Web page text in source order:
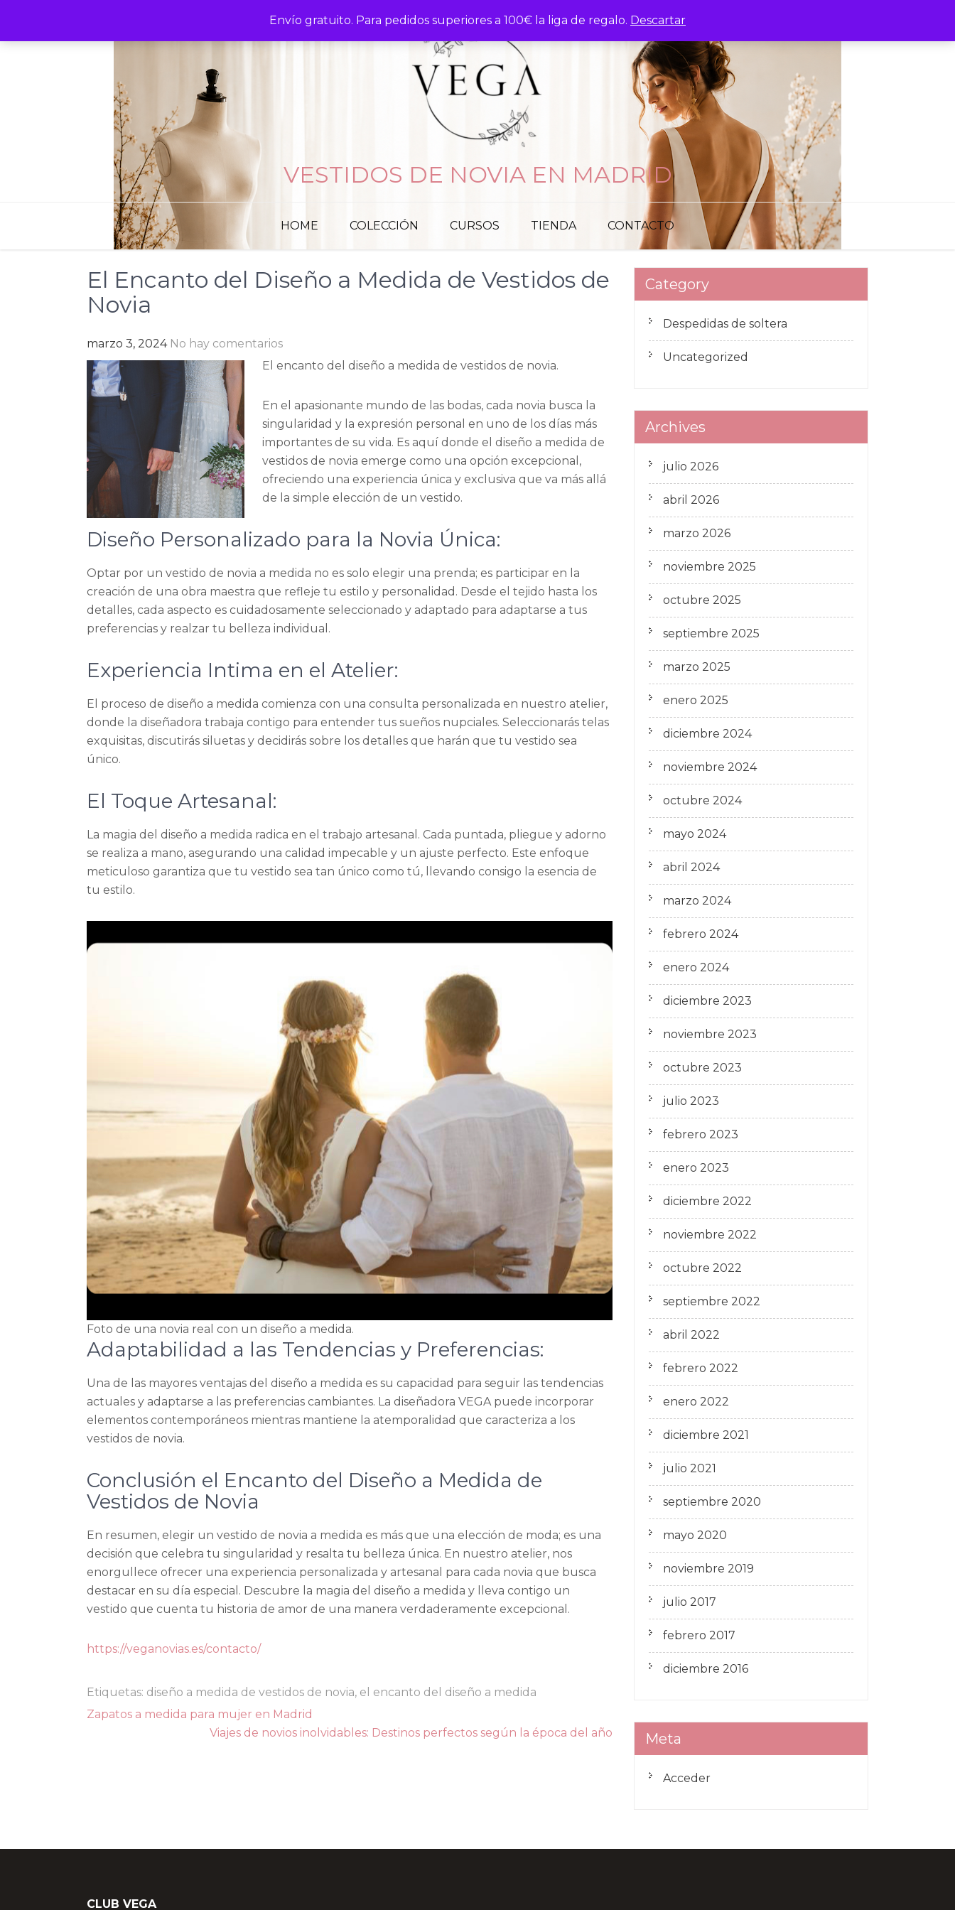
Envío gratuito. Para pedidos superiores a 100€ la liga de regalo. Descartar
content
VESTIDOS DE NOVIA EN MADRID
HOME COLECCIÓN CURSOS TIENDA CONTACTO
El Encanto del Diseño a Medida de Vestidos de
Novia
marzo 3, 2024 No hay comentarios
El encanto del diseño a medida de vestidos de novia.
En el apasionante mundo de las bodas, cada novia busca la
singularidad y la expresión personal en uno de los días más
importantes de su vida. Es aquí donde el diseño a medida de
vestidos de novia emerge como una opción excepcional,
ofreciendo una experiencia única y exclusiva que va más allá
de la simple elección de un vestido.
Diseño Personalizado para la Novia Única:
Optar por un vestido de novia a medida no es solo elegir una prenda; es participar en la
creación de una obra maestra que refleje tu estilo y personalidad. Desde el tejido hasta los
detalles, cada aspecto es cuidadosamente seleccionado y adaptado para adaptarse a tus
preferencias y realzar tu belleza individual.
Experiencia Intima en el Atelier:
El proceso de diseño a medida comienza con una consulta personalizada en nuestro atelier,
donde la diseñadora trabaja contigo para entender tus sueños nupciales. Seleccionarás telas
exquisitas, discutirás siluetas y decidirás sobre los detalles que harán que tu vestido sea
único.
El Toque Artesanal:
La magia del diseño a medida radica en el trabajo artesanal. Cada puntada, pliegue y adorno
se realiza a mano, asegurando una calidad impecable y un ajuste perfecto. Este enfoque
meticuloso garantiza que tu vestido sea tan único como tú, llevando consigo la esencia de
tu estilo.
Foto de una novia real con un diseño a medida.
Adaptabilidad a las Tendencias y Preferencias:
Una de las mayores ventajas del diseño a medida es su capacidad para seguir las tendencias
actuales y adaptarse a las preferencias cambiantes. La diseñadora VEGA puede incorporar
elementos contemporáneos mientras mantiene la atemporalidad que caracteriza a los
vestidos de novia.
Conclusión el Encanto del Diseño a Medida de
Vestidos de Novia
En resumen, elegir un vestido de novia a medida es más que una elección de moda; es una
decisión que celebra tu singularidad y resalta tu belleza única. En nuestro atelier, nos
enorgullece ofrecer una experiencia personalizada y artesanal para cada novia que busca
destacar en su día especial. Descubre la magia del diseño a medida y lleva contigo un
vestido que cuenta tu historia de amor de una manera verdaderamente excepcional.
https://veganovias.es/contacto/
Etiquetas: diseño a medida de vestidos de novia, el encanto del diseño a medida
Navegación
Zapatos a medida para mujer en Madrid
Viajes de novios inolvidables: Destinos perfectos según la época del año
Category
Despedidas de soltera
Uncategorized
Archives
julio 2026
abril 2026
marzo 2026
noviembre 2025
octubre 2025
septiembre 2025
marzo 2025
enero 2025
diciembre 2024
noviembre 2024
octubre 2024
mayo 2024
abril 2024
marzo 2024
febrero 2024
enero 2024
diciembre 2023
noviembre 2023
octubre 2023
julio 2023
febrero 2023
enero 2023
diciembre 2022
noviembre 2022
octubre 2022
septiembre 2022
abril 2022
febrero 2022
enero 2022
diciembre 2021
julio 2021
septiembre 2020
mayo 2020
noviembre 2019
julio 2017
febrero 2017
diciembre 2016
Meta
Acceder
CLUB VEGA